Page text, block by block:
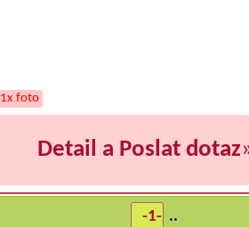
1x foto
Detail a Poslat dotaz
-1- ..